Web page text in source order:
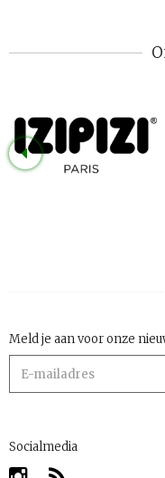
Meld je aan voor onze
Socialmedia